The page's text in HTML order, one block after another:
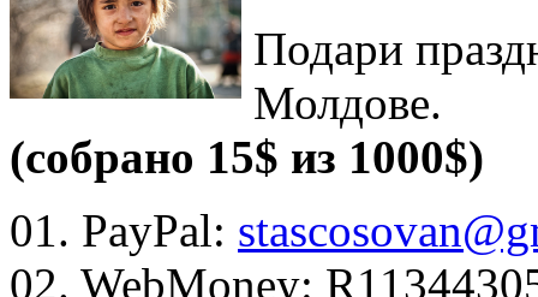
Подари
Молдове.
(собрано 15$ из 1000$)
01. PayPal:
02. WebMoney: